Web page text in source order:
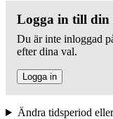
Logga in till din
Du är inte inloggad
efter dina val.
Logga in
Ändra tidsperiod